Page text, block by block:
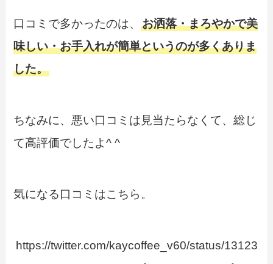
口コミで多かったのは、お洒落・まろやかで美
味しい・お手入れが簡単というのが多くありま
した。
ちなみに、悪い口コミは見当たらなくて、総じ
て高評価でしたよ^ ^
気になる口コミはこちら。
https://twitter.com/kaycoffee_v60/status/13123